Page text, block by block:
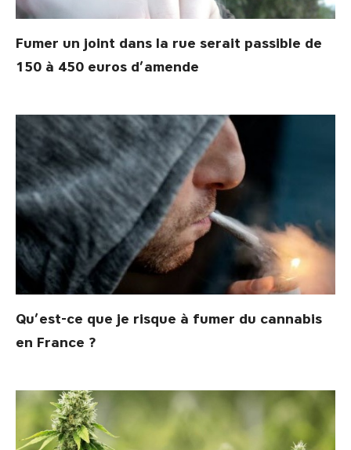
Fumer un joint dans la rue serait passible de
150 à 450 euros d’amende
Qu’est-ce que je risque à fumer du cannabis
en France ?